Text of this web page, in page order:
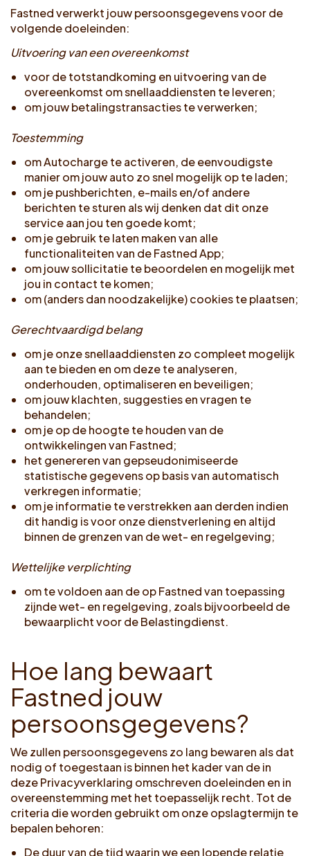
Fastned verwerkt jouw persoonsgegevens voor de
volgende doeleinden:
Uitvoering van een overeenkomst
voor de totstandkoming en uitvoering van de
overeenkomst om snellaaddiensten te leveren;
om jouw betalingstransacties te verwerken;
Toestemming
om Autocharge te activeren, de eenvoudigste
manier om jouw auto zo snel mogelijk op te laden;
om je pushberichten, e-mails en/of andere
berichten te sturen als wij denken dat dit onze
service aan jou ten goede komt;
om je gebruik te laten maken van alle
functionaliteiten van de Fastned App;
om jouw sollicitatie te beoordelen en mogelijk met
jou in contact te komen;
om (anders dan noodzakelijke) cookies te plaatsen;
Gerechtvaardigd belang
om je onze snellaaddiensten zo compleet mogelijk
aan te bieden en om deze te analyseren,
onderhouden, optimaliseren en beveiligen;
om jouw klachten, suggesties en vragen te
behandelen;
om je op de hoogte te houden van de
ontwikkelingen van Fastned;
het genereren van gepseudonimiseerde
statistische gegevens op basis van automatisch
verkregen informatie;
om je informatie te verstrekken aan derden indien
dit handig is voor onze dienstverlening en altijd
binnen de grenzen van de wet- en regelgeving;
Wettelijke verplichting
om te voldoen aan de op Fastned van toepassing
zijnde wet- en regelgeving, zoals bijvoorbeeld de
bewaarplicht voor de Belastingdienst.
Hoe lang bewaart
Fastned jouw
persoonsgegevens?
We zullen persoonsgegevens zo lang bewaren als dat
nodig of toegestaan is binnen het kader van de in
deze Privacyverklaring omschreven doeleinden en in
overeenstemming met het toepasselijk recht. Tot de
criteria die worden gebruikt om onze opslagtermijn te
bepalen behoren:
De duur van de tijd waarin we een lopende relatie